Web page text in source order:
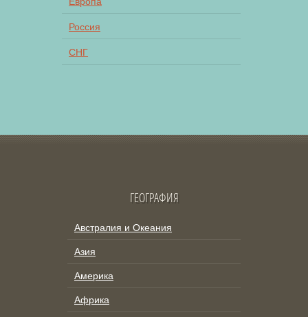
Россия
СНГ
ГЕОГРАФИЯ
Австралия и Океания
Азия
Америка
Африка